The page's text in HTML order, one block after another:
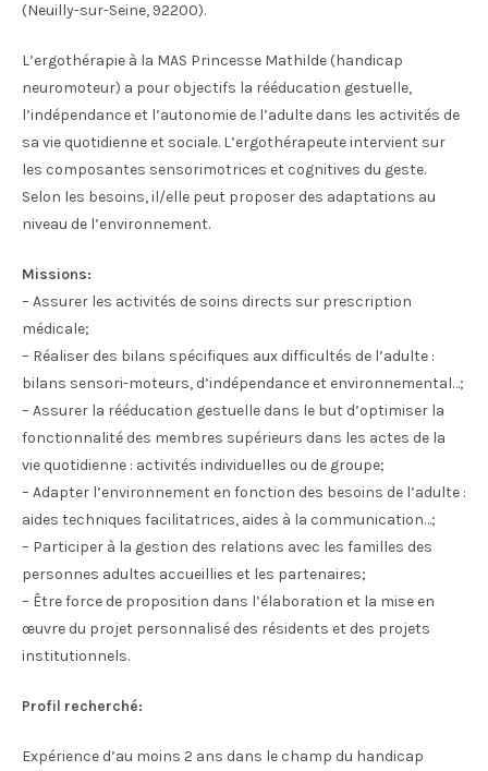
(Neuilly-sur-Seine, 92200).
L’ergothérapie à la MAS Princesse Mathilde (handicap
neuromoteur) a pour objectifs la rééducation gestuelle,
l’indépendance et l’autonomie de l’adulte dans les activités de
sa vie quotidienne et sociale. L’ergothérapeute intervient sur
les composantes sensorimotrices et cognitives du geste.
Selon les besoins, il/elle peut proposer des adaptations au
niveau de l’environnement.
Missions:
– Assurer les activités de soins directs sur prescription
médicale;
– Réaliser des bilans spécifiques aux difficultés de l’adulte :
bilans sensori-moteurs, d’indépendance et environnemental…;
– Assurer la rééducation gestuelle dans le but d’optimiser la
fonctionnalité des membres supérieurs dans les actes de la
vie quotidienne : activités individuelles ou de groupe;
– Adapter l’environnement en fonction des besoins de l’adulte :
aides techniques facilitatrices, aides à la communication…;
– Participer à la gestion des relations avec les familles des
personnes adultes accueillies et les partenaires;
– Être force de proposition dans l’élaboration et la mise en
œuvre du projet personnalisé des résidents et des projets
institutionnels.
Profil recherché:
Expérience d’au moins 2 ans dans le champ du handicap